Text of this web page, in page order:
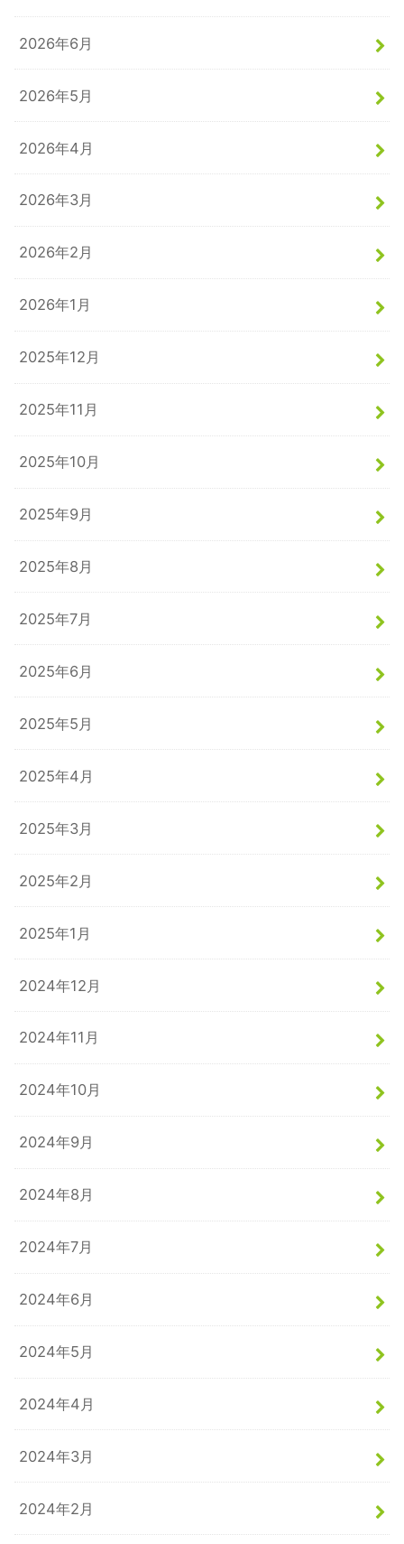
2026年6月
2026年5月
2026年4月
2026年3月
2026年2月
2026年1月
2025年12月
2025年11月
2025年10月
2025年9月
2025年8月
2025年7月
2025年6月
2025年5月
2025年4月
2025年3月
2025年2月
2025年1月
2024年12月
2024年11月
2024年10月
2024年9月
2024年8月
2024年7月
2024年6月
2024年5月
2024年4月
2024年3月
2024年2月